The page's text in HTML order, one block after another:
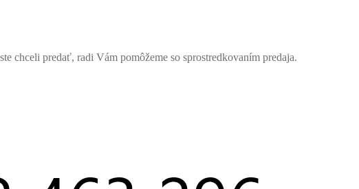
chceli predať, radi Vám pomôžeme so sprostredkovaním predaja.